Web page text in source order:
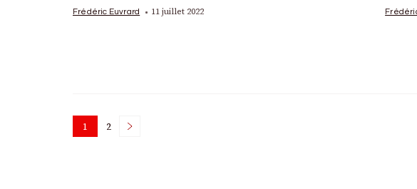
Frédéric Euvrard 11 juillet 2022
Posts
Page
1 Page
2